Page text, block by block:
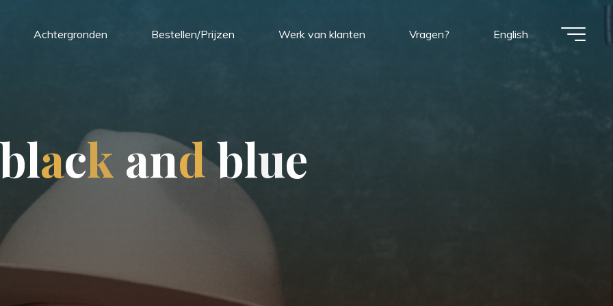
Achtergronden Bestellen/Prijzen Werk van klanten Vragen? English
black andblue